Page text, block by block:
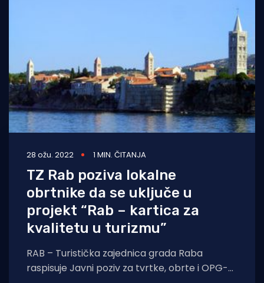
28 ožu. 2022 1 MIN. ČITANJA
TZ Rab poziva lokalne
obrtnike da se uključe u
projekt “Rab – kartica za
kvalitetu u turizmu”
RAB – Turistička zajednica grada Raba
raspisuje Javni poziv za tvrtke, obrte i OPG-